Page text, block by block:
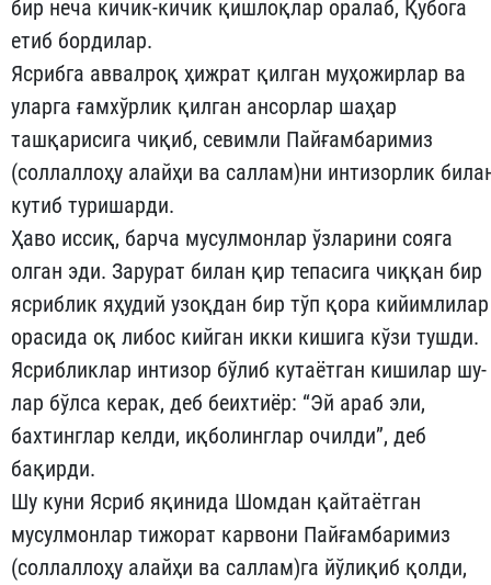
бир неча ки­чик-кичик қишлоқлар оралаб, Қубога
етиб бордилар.
Ясрибга аввалроқ ҳижрат қилган муҳожирлар ва
уларга ғам­хўрлик қилган ансорлар шаҳар
ташқарисига чиқиб, севимли Пай­ғамбаримиз
(соллаллоҳу алайҳи ва саллам)ни интизорлик
кутиб туришарди.
Ҳаво иссиқ, барча мусулмонлар ўзларини сояга
олган эди. За­рурат билан қир тепасига чиққан бир
ясриблик яҳудий узоқдан бир тўп қора кийимлилар
орасида оқ либос кийган икки кишига кўзи тушди.
Ясрибликлар интизор бўлиб кутаётган кишилар шу­
лар бўлса керак, деб беихтиёр: “Эй араб эли,
бахтинглар келди, иқ­болинглар очилди”, деб
бақирди.
Шу куни Ясриб яқинида Шомдан қайтаётган
мусулмонлар ти­жорат карвони Пайғамбаримиз
(соллаллоҳу алайҳи ва саллам)га йўлиқиб қолди,